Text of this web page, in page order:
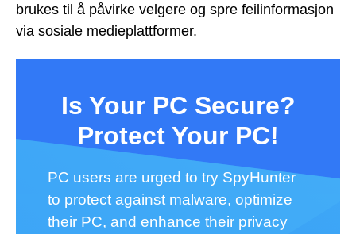
brukes til å påvirke velgere og spre feilinformasjon
via sosiale medieplattformer.
Is Your PC Secure?
Protect Your PC!
PC users are urged to try SpyHunter
to protect against malware, optimize
their PC, and enhance their privacy